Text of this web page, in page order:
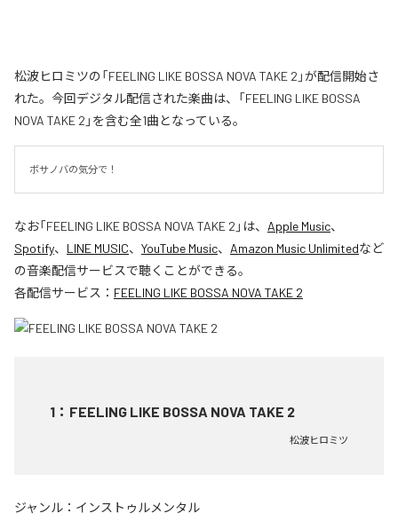
松波ヒロミツの「FEELING LIKE BOSSA NOVA TAKE 2」が配信開始さ
れた。今回デジタル配信された楽曲は、「FEELING LIKE BOSSA
NOVA TAKE 2」を含む全1曲となっている。
ボサノバの気分で！
なお「FEELING LIKE BOSSA NOVA TAKE 2 」は、 Apple Music、
Spotify、 LINE MUSIC、 YouTube Music、 Amazon Music Unlimitedなど
の音楽配信サービスで聴くことができる。
各配信サービス： FEELING LIKE BOSSA NOVA TAKE 2
1 ： FEELING LIKE BOSSA NOVA TAKE 2
松波ヒロミツ
ジャンル： インストゥルメンタル